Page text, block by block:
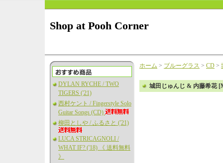
Shop at Pooh Corner
DYLAN RYCHE / TWO
TIGERS ('21)
西村ケント / Fingerstyle Solo
Guitar Songs (CD)
柳田としや / ふるさと ('21)
LUCA STRICAGNOLI /
WHAT IF? ('18) 《 送料無料
》
ホーム > ブルーグラス > CD >
城田じゅんじ & 内藤希花